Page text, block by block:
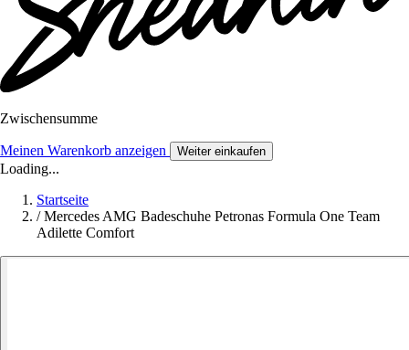
Zwischensumme
Meinen Warenkorb anzeigen Weiter einkaufen
Loading...
Startseite
/ Mercedes AMG Badeschuhe Petronas Formula One Team
Adilette Comfort